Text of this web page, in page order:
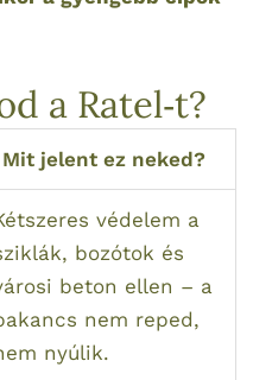
a Ratel‑t?
Mit jelent ez neked?
védelem a
bozótok és
beton ellen – a
nem reped,
nyúlik.